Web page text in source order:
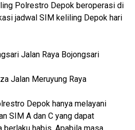
Polrestro Depok beroperasi di
jadwal SIM keliling Depok hari
Jalan Raya Bojongsari
Jalan Meruyung Raya
Depok hanya melayani
SIM A dan C yang dapat